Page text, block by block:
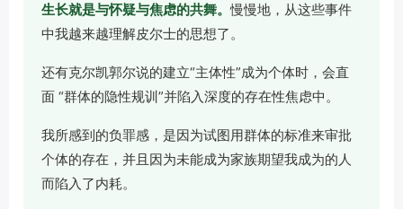
生长就是与怀疑与焦虑的共舞。慢慢地，从这些事件
中我越来越理解皮尔士的思想了。
还有克尔凯郭尔说的建立“主体性”成为个体时，会直
面 “群体的隐性规训”并陷入深度的存在性焦虑中。
我所感到的负罪感，是因为试图用群体的标准来审批
个体的存在，并且因为未能成为家族期望我成为的人
而陷入了内耗。